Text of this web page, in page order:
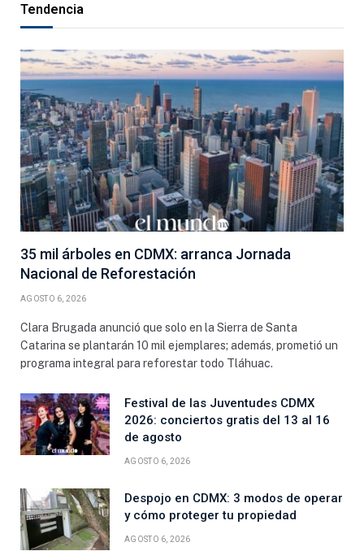
Tendencia
35 mil árboles en CDMX: arranca Jornada
Nacional de Reforestación
AGOSTO 6, 2026
Clara Brugada anunció que solo en la Sierra de Santa
Catarina se plantarán 10 mil ejemplares; además, prometió un
programa integral para reforestar todo Tláhuac.
Festival de las Juventudes CDMX
2026: conciertos gratis del 13 al 16
de agosto
AGOSTO 6, 2026
Despojo en CDMX: 3 modos de operar
y cómo proteger tu propiedad
AGOSTO 6, 2026